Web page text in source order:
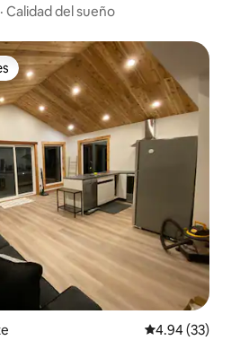
· Calidad del sueño
Calificación
4.94 (33)